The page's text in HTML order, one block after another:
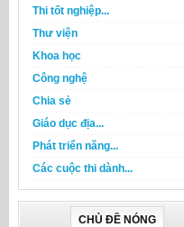
Thi tốt nghiệp...
Thư viện
Khoa học
Công nghệ
Chia sẻ
Giáo dục địa...
Phát triển năng...
Các cuộc thi dành...
CHỦ ĐỀ NÓNG